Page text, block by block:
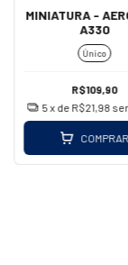
MINIATURA -
A330
Único
R$109,90
5x de R$21,98
COMPRAR